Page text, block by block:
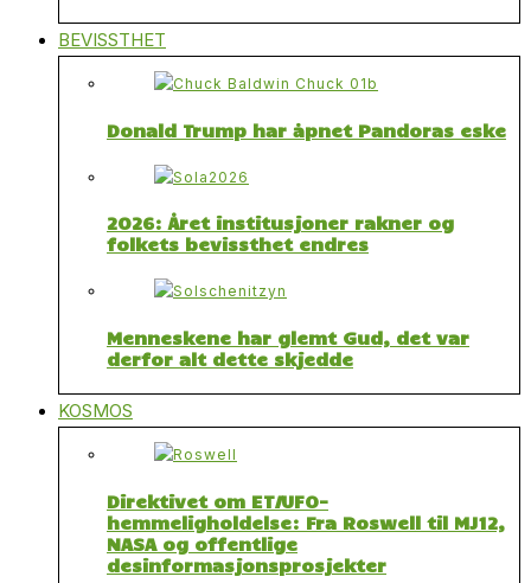
BEVISSTHET
Donald Trump har åpnet Pandoras eske
2026: Året institusjoner rakner og
folkets bevissthet endres
Menneskene har glemt Gud, det var
derfor alt dette skjedde
KOSMOS
Direktivet om ET/UFO-
hemmeligholdelse: Fra Roswell til MJ12,
NASA og offentlige
desinformasjonsprosjekter